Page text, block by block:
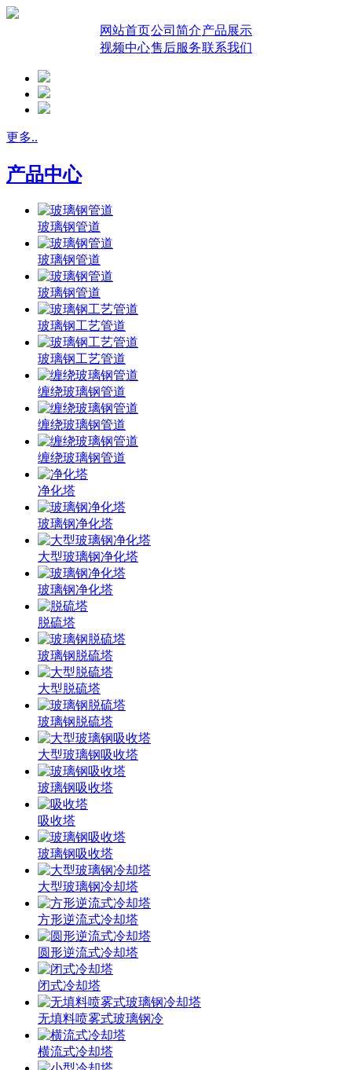
网站首页公司简介产品展示
视频中心售后服务联系我们
更多..
产品中心
玻璃钢管道
玻璃钢管道
玻璃钢管道
玻璃钢工艺管道
玻璃钢工艺管道
缠绕玻璃钢管道
缠绕玻璃钢管道
缠绕玻璃钢管道
净化塔
玻璃钢净化塔
大型玻璃钢净化塔
玻璃钢净化塔
脱硫塔
玻璃钢脱硫塔
大型脱硫塔
玻璃钢脱硫塔
大型玻璃钢吸收塔
玻璃钢吸收塔
吸收塔
玻璃钢吸收塔
大型玻璃钢冷却塔
方形逆流式冷却塔
圆形逆流式冷却塔
闭式冷却塔
无填料喷雾式玻璃钢冷
横流式冷却塔